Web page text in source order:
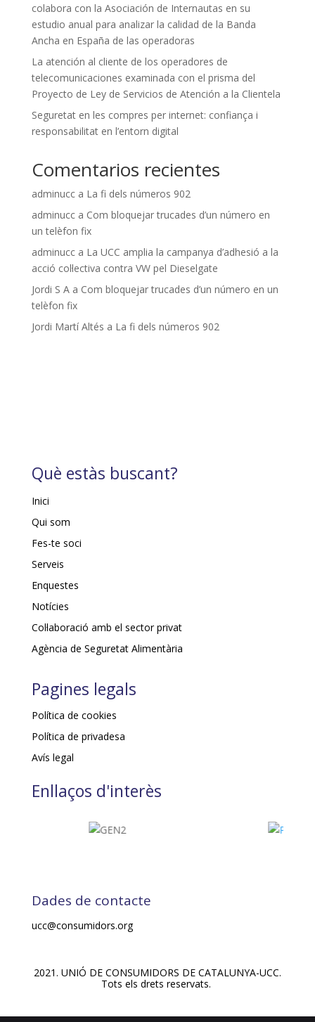
colabora con la Asociación de Internautas en su
estudio anual para analizar la calidad de la Banda
Ancha en España de las operadoras
La atención al cliente de los operadores de
telecomunicaciones examinada con el prisma del
Proyecto de Ley de Servicios de Atención a la Clientela
Seguretat en les compres per internet: confiança i
responsabilitat en l’entorn digital
Comentarios recientes
adminucca La fi dels números 902
adminucca Com bloquejar trucades d’un número en
un telèfon fix
adminucca La UCC amplia la campanya d’adhesió a la
acció col·lectiva contra VW pel Dieselgate
Jordi S Aa Com bloquejar trucades d’un número en un
telèfon fix
Jordi Martí Altés a La fi dels números 902
Què estàs buscant?
Inici
Qui som
Fes-te soci
Serveis
Enquestes
Notícies
Col·laboració amb el sector privat
Agència de Seguretat Alimentària
Pagines legals
Política de cookies
Política de privadesa
Avís legal
Enllaços d'interès
Dades de contacte
ucc@consumidors.org
2021. UNIÓ DE CONSUMIDORS DE CATALUNYA-UCC.
Tots els drets reservats.